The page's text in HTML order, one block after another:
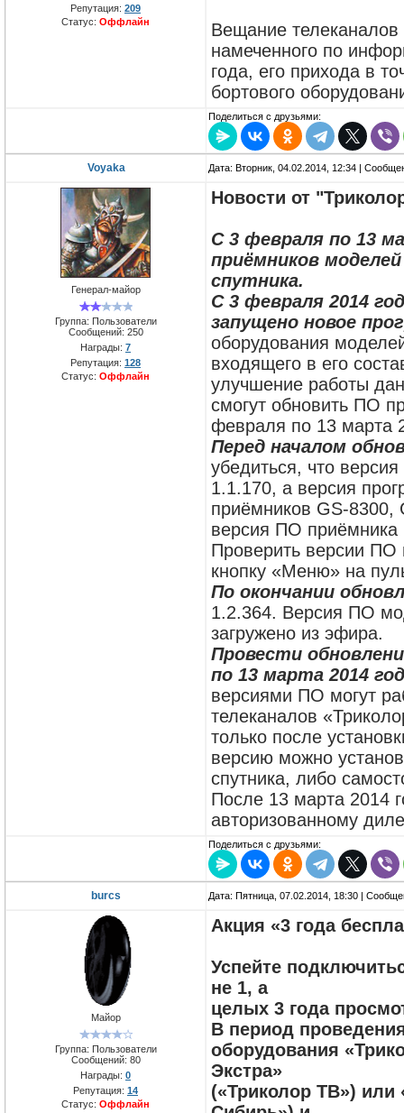
Репутация: 209
Статус: Оффлайн
Вещание телеканалов
намеченного по
года, его прихода в
бортового
Поделиться с друзьями:
Voyaka Дата: Вторник, 04.02.2014, 12:34 |
Генерал-майор
Группа: Пользователи
Сообщений: 250
Награды: 7
Репутация: 128
Статус: Оффлайн
Новости от
С 3 февраля по 13
приёмников моделей
спутника.
С 3 февраля 2014
запущено новое
оборудования
входящего в его
улучшение работы
смогут обновить ПО
февраля по 13 марта
Перед началом
убедиться, что
1.1.170, а версия
приёмников GS-8300,
версия ПО приёмника
Проверить версии
кнопку «Меню» на
По окончании
1.2.364. Версия ПО
загружено из эфира.
Провести
по 13 марта 2014
версиями ПО могут
телеканалов
только после
версию можно
спутника, либо
После 13 марта 2014
авторизованному
Поделиться с друзьями:
burcs Дата: Пятница, 07.02.2014, 18:30 |
Майор
Группа: Пользователи
Сообщений: 80
Награды: 0
Репутация: 14
Статус: Оффлайн
Акция «3 года
Успейте
не 1, а
целых 3 года
В период
оборудования
Экстра»
(«Триколор ТВ») или